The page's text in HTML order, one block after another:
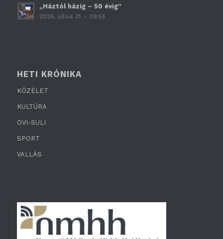
„Háztól házig – 50 évig”
2026. július 21. - 09:55
HETI KRÓNIKA
KÖZÉLET
KULTÚRA
OVI-SULI
SPORT
VALLÁS